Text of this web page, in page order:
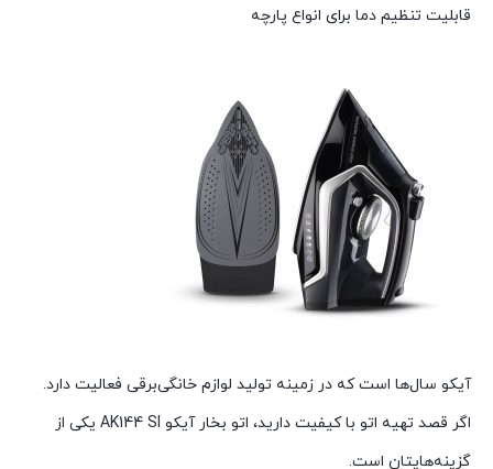
قابلیت تنظیم دما برای انواع پارچه
آیکو سال‌ها است که در زمینه تولید لوازم خانگی‌برقی فعالیت دارد.
اگر قصد تهیه اتو با کیفیت دارید، اتو بخار آیکو AK144 SI یکی از
گزینه‌هایتان است.